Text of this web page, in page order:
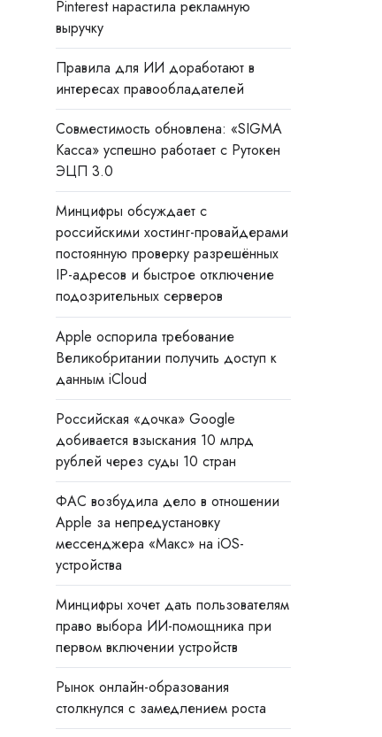
Pinterest нарастила рекламную
выручку
Правила для ИИ доработают в
интересах правообладателей
Совместимость обновлена: «SIGMA
Касса» успешно работает с Рутокен
ЭЦП 3.0
Минцифры обсуждает с
российскими хостинг-провайдерами
постоянную проверку разрешённых
IP-адресов и быстрое отключение
подозрительных серверов
Apple оспорила требование
Великобритании получить доступ к
данным iCloud
Российская «дочка» Google
добивается взыскания 10 млрд
рублей через суды 10 стран
ФАС возбудила дело в отношении
Apple за непредустановку
мессенджера «Макс» на iOS-
устройства
Минцифры хочет дать пользователям
право выбора ИИ-помощника при
первом включении устройств
Рынок онлайн-образования
столкнулся с замедлением роста